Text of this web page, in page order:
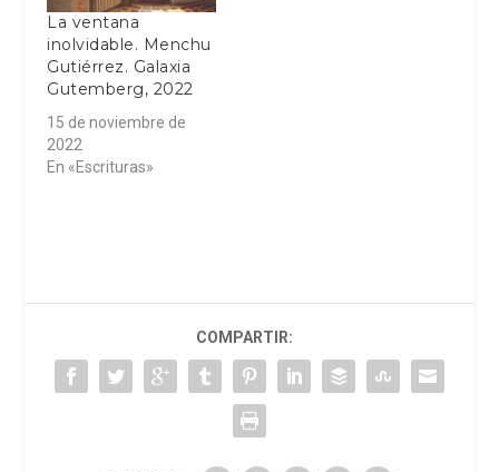
La ventana
inolvidable. Menchu
Gutiérrez. Galaxia
Gutemberg, 2022
15 de noviembre de
2022
En «Escrituras»
COMPARTIR: